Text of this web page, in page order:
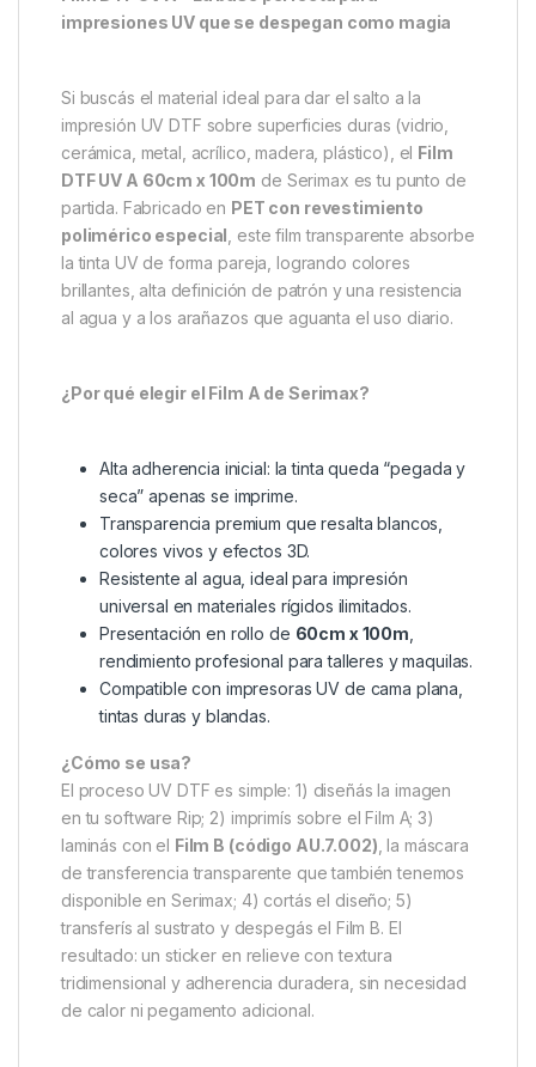
impresiones UV que se despegan como magia
Si buscás el material ideal para dar el salto a la
impresión UV DTF sobre superficies duras (vidrio,
cerámica, metal, acrílico, madera, plástico), el Film
DTF UV A 60cm x 100m de Serimax es tu punto de
partida. Fabricado en PET con revestimiento
polimérico especial , este film transparente absorbe
la tinta UV de forma pareja, logrando colores
brillantes, alta definición de patrón y una resistencia
al agua y a los arañazos que aguanta el uso diario.
¿Por qué elegir el Film A de Serimax?
Alta adherencia inicial: la tinta queda “pegada y
seca” apenas se imprime.
Transparencia premium que resalta blancos,
colores vivos y efectos 3D.
Resistente al agua, ideal para impresión
universal en materiales rígidos ilimitados.
Presentación en rollo de 60cm x 100m
rendimiento profesional para talleres y maquilas.
Compatible con impresoras UV de cama plana,
tintas duras y blandas.
¿Cómo se usa?
El proceso UV DTF es simple: 1) diseñás la imagen
en tu software Rip; 2) imprimís sobre el Film A; 3)
laminás con el Film B (código AU.7.002) , la máscara
de transferencia transparente que también tenemos
disponible en Serimax; 4) cortás el diseño; 5)
transferís al sustrato y despegás el Film B. El
resultado: un sticker en relieve con textura
tridimensional y adherencia duradera, sin necesidad
de calor ni pegamento adicional.